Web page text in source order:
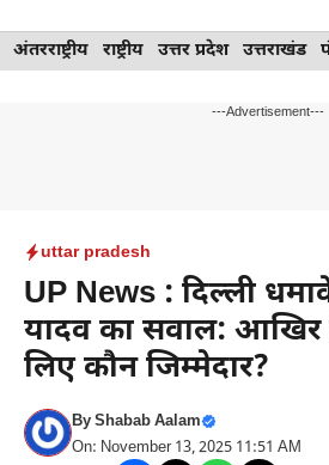
Skip
to
अंतरराष्ट्रीय राष्ट्रीय उत्तर प्रदेश उत्तराखंड
---Advertisement---
uttar pradesh
UP News : दिल्ली
यादव का सवाल:
लिए कौन जिम्मेदार?
ByShabab Aalam
On: November 13, 2025 11:51 AM